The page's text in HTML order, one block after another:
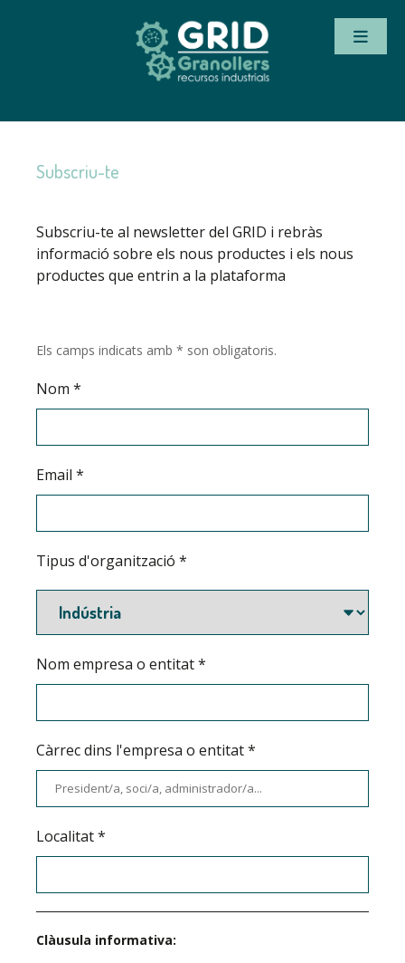
Subscriu-te
Subscriu-te al newsletter del GRID i rebràs
informació sobre els nous productes i els nous
productes que entrin a la plataforma
Els camps indicats amb * son obligatoris.
Nom *
Email *
Tipus d'organització *
Nom empresa o entitat*
Càrrec dins l'empresa o entitat*
Localitat*
Clàusula informativa: